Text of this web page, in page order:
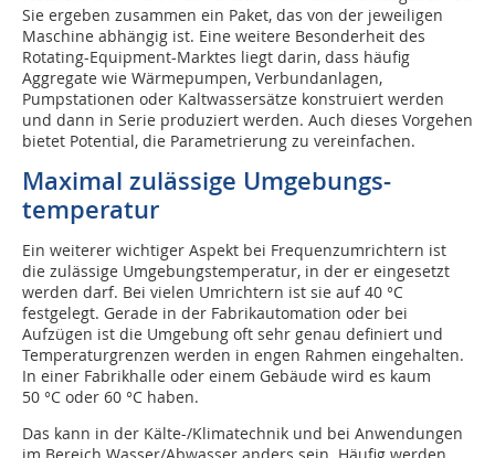
Sie ergeben zusammen ein Paket, das von der jeweiligen
Maschine abhängig ist. Eine weitere Besonderheit des
Rotating-Equipment-Marktes liegt darin, dass häufig
Aggregate wie Wärmepumpen, Verbundanlagen,
Pumpstationen oder Kaltwassersätze konstruiert werden
und dann in Serie produziert werden. Auch dieses Vorgehen
bietet Potential, die Parametrierung zu vereinfachen.
Maximal zulässige Umgebungs­
temperatur
Ein weiterer wichtiger Aspekt bei Frequenzumrichtern ist
die zulässige Umgebungstemperatur, in der er eingesetzt
werden darf. Bei vielen Umrichtern ist sie auf 40 °C
festgelegt. Gerade in der Fabrikautomation oder bei
Aufzügen ist die Umgebung oft sehr genau definiert und
Temperaturgrenzen werden in engen Rahmen eingehalten.
In einer Fabrikhalle oder einem Gebäude wird es kaum
50 °C oder 60 °C haben.
Das kann in der Kälte-/Klimatechnik und bei Anwendungen